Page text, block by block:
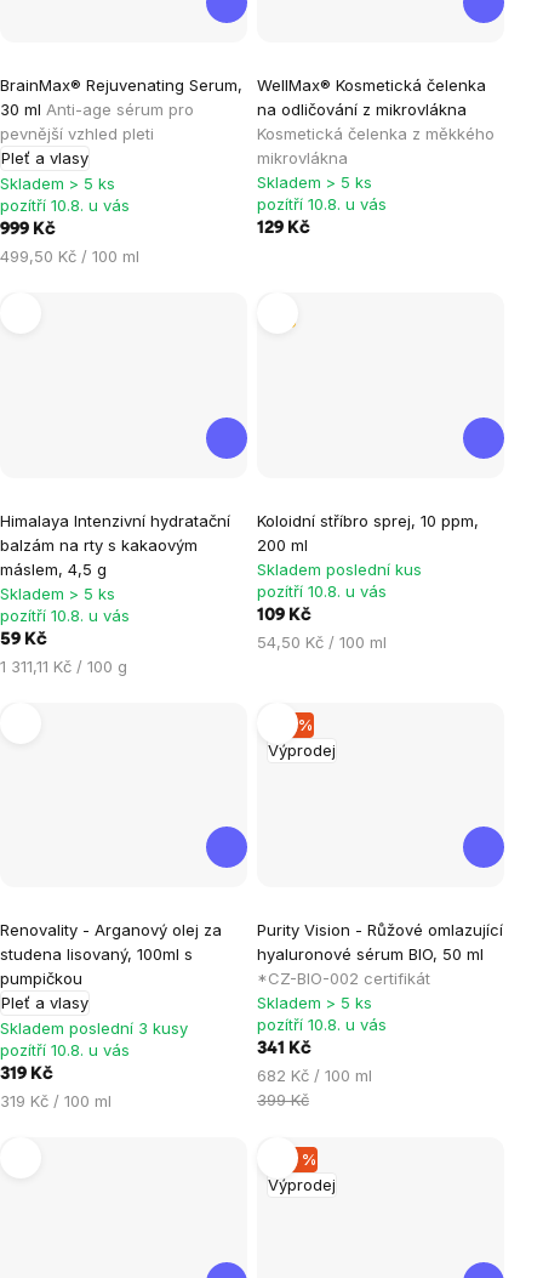
BrainMax® Rejuvenating Serum,
30 ml Anti-age sérum pro
pevnější vzhled pleti
Pleť a vlasy
hodnocení
produktu
je
5,0
z
5
hvězdiček.
Skladem > 5 ks
pozítří 10.8. u vás
999 Kč
Měrná
499,50 Kč / 100 ml
WellMax® Kosmetická čelenka
na odličování z mikrovlákna
Kosmetická čelenka z měkkého
mikrovlákna
Skladem > 5 ks
pozítří 10.8. u vás
129 Kč
Himalaya Intenzivní hydratační
balzám na rty s kakaovým
máslem, 4,5 g
hodnocení
produktu
je
5,0
z
5
Skladem > 5 ks
pozítří 10.8. u vás
59 Kč
Měrná
1 311,11 Kč / 100 g
Koloidní stříbro sprej, 10 ppm,
200 ml
Skladem poslední kus
pozítří 10.8. u vás
109 Kč
Měrná
54,50 Kč / 100 ml
Renovality - Arganový olej za
studena lisovaný, 100ml s
pumpičkou
Pleť a vlasy
hodnocení
produktu
je
5,0
z
5
Skladem poslední 3 kusy
pozítří 10.8. u vás
319 Kč
Měrná
319 Kč / 100 ml
Výprodej
–14 %
Purity Vision - Růžové omlazující
hyaluronové sérum BIO, 50 ml
*CZ-BIO-002 certifikát
Skladem > 5 ks
pozítří 10.8. u vás
341 Kč
Měrná
cena:
682 Kč / 100 ml
399 Kč
Výprodej
–26 %